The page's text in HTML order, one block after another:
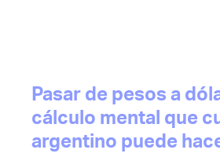
Pasar de pesos a
cálculo mental que
argentino puede